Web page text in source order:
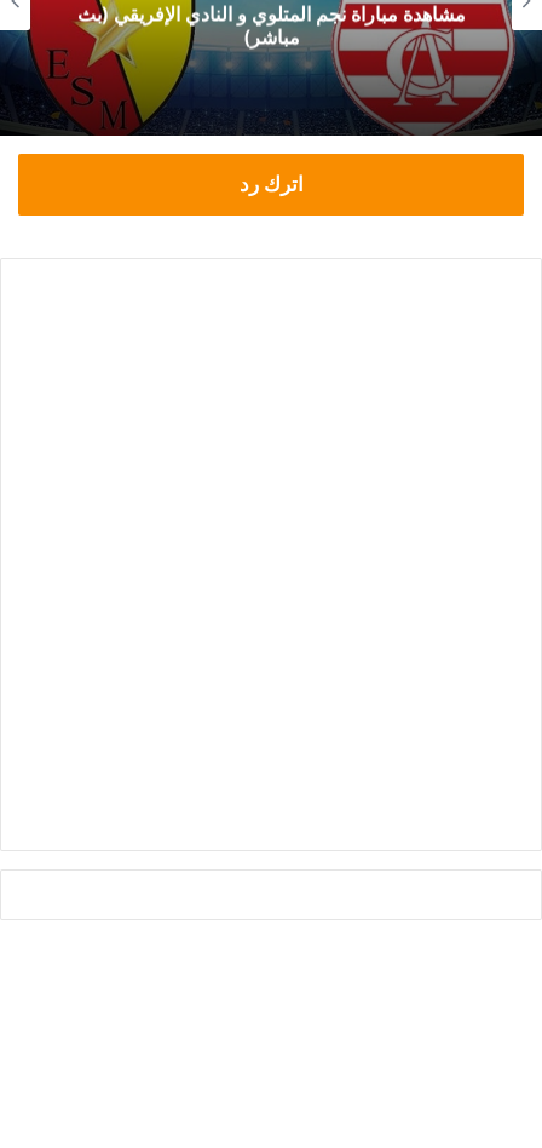
مشاهدة مباراة نجم المتلوي و النادي الإفريقي (بث
مباشر)
اترك رد